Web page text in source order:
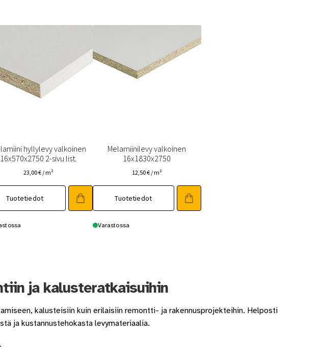
hyllylevy valkoinen
16x570x2750 2-sivu list.
23,00€ / m²
Tuotetiedot
Melamiinilevy valkoinen
16x1830x2750
12,50€ / m²
Tuotetiedot
Varastossa
ja kalusteratkaisuihin
kalusteisiin kuin erilaisiin remontti- ja rakennusprojekteihin. Helposti
ja kustannustehokasta levymateriaalia.